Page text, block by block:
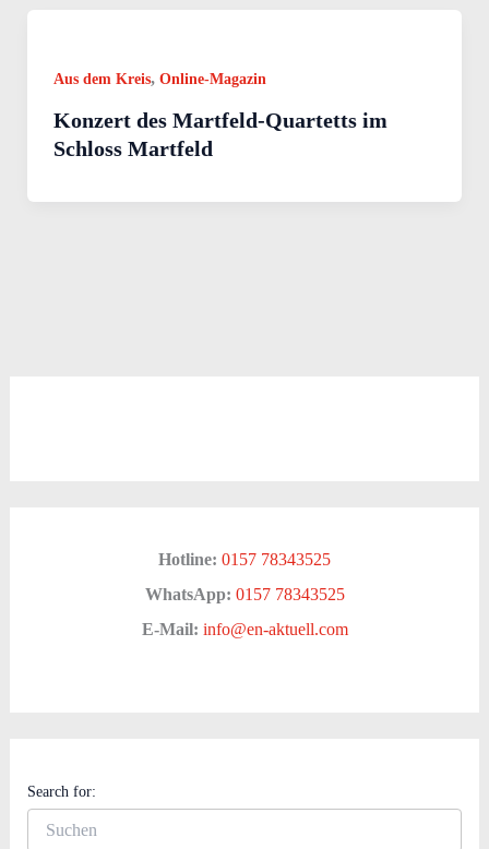
Aus dem Kreis, Online-Magazin
Konzert des Martfeld-Quartetts im
Schloss Martfeld
Hotline: 0157 78343525
WhatsApp: 0157 78343525
E-Mail: info@en-aktuell.com
Search for: